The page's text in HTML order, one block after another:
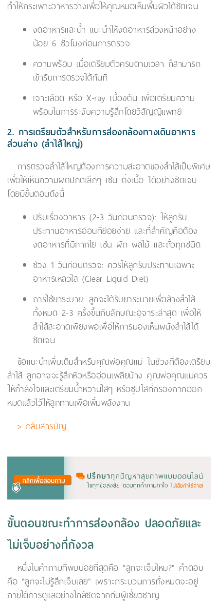
ทำให้กระเพาะอาหารว่างเพื่อให้คุณหมอเห็นพื้นผิวได้ชัดเจน
งดอาหารและน้ำ แนะนำให้งดอาหารล่วงหน้าอย่าง
น้อย 6 ชั่วโมงก่อนการตรวจ
ความพร้อม เมื่อเตรียมตัวครบตามเวลา ก็สามารถ
เข้ารับการตรวจได้ทันที
เจาะเลือด หรือ X-ray เบื้องต้น เพื่อเตรียมความ
พร้อมในการระงับความรู้สึกโดยวิสัญญีแพทย์
2. การเตรียมตัวสำหรับการส่องกล้องทางเดินอาหาร
ส่วนล่าง (ลำไส้ใหญ่)
การตรวจลำไส้ใหญ่ต้องการความสะอาดของลำไส้เป็นพิเศษ
เพื่อให้เห็นความผิดปกติเล็กๆ เช่น ติ่งเนื้อ ได้อย่างชัดเจน
โดยมีขั้นตอนดังนี้
ปรับเรื่องอาหาร (2-3 วันก่อนตรวจ): ให้ลูกรับ
ประทานอาหารอ่อนที่ย่อยง่าย และที่สำคัญคือต้อง
งดอาหารที่มีกากใย เช่น ผัก ผลไม้ และถั่วทุกชนิด
ช่วง 1 วันก่อนตรวจ: ควรให้ลูกรับประทานเฉพาะ
อาหารเหลวใส (Clear Liquid Diet)
การใช้ยาระบาย: ลูกจะได้รับยาระบายเพื่อล้างลำไส้
ทั้งหมด 2-3 ครั้งขึ้นกับลักษณะอุจาระล่าสุด เพื่อให้
ลำไส้สะอาดเพียงพอเพื่อให้การมองเห็นผนังลำไส้ได้
ชัดเจน
ข้อแนะนำเพิ่มเติมสำหรับคุณพ่อคุณแม่ ในช่วงที่ต้องเตรียม
ลำไส้ ลูกอาจจะรู้สึกหิวหรืออ่อนเพลียบ้าง คุณพ่อคุณแม่ควร
ให้กำลังใจและเตรียมน้ำหวานใสๆ หรือซุปใสที่กรองกากออก
หมดแล้วไว้ให้ลูกทานเพื่อเพิ่มพลังงาน
> กลับสารบัญ
ขั้นตอนขณะทำการส่องกล้อง ปลอดภัยและ
ไม่เจ็บอย่างที่กังวล
หนึ่งในคำถามที่พบบ่อยที่สุดคือ "ลูกจะเจ็บไหม?" คำตอบ
คือ "ลูกจะไม่รู้สึกเจ็บเลย" เพราะกระบวนการทั้งหมดจะอยู่
ภายใต้การดูแลอย่างใกล้ชิดจากทีมผู้เชี่ยวชาญ